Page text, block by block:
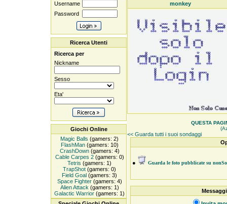
Username
Password
Ricerca Utenti
Ricerca per
Nickname
Sesso
Eta'
Giochi Online
Magic Balls (gamers: 2)
FlashMan(gamers: 10)
CrashDown(gamers: 4)
Cable Carpes 2(gamers: 0)
Tetris (gamers: 1)
TrapShot (gamers: 0)
Field Goal (gamers: 3)
Space Fighter(gamers: 4)
Alien Attack (gamers: 1)
Galactic Warrior (gamers: 1)
monkey
QUESTA
<< Guarda tutti i suoi sondaggi
● Guarda le foto pubblicate su